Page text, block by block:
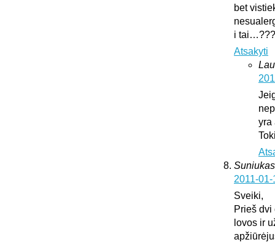
bet
i tai…???
Atsakyti
yra
2011-
Sveiki,
Prieš
lovos ir